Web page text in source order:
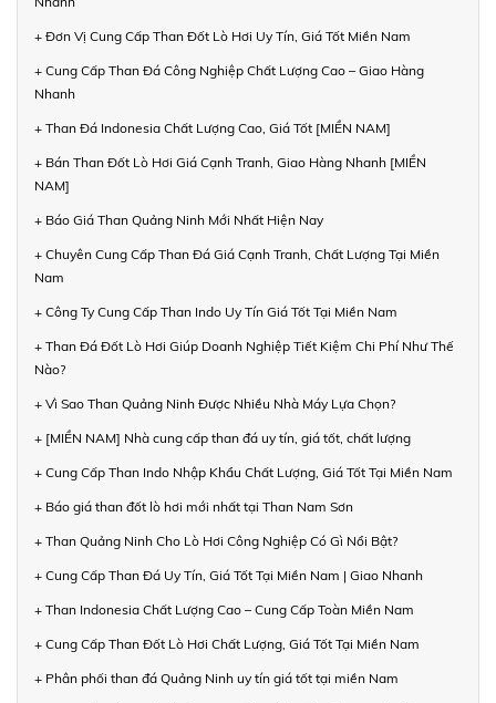
+ Đơn Vị Cung Cấp Than Đốt Lò Hơi Uy Tín, Giá Tốt Miền Nam
+ Cung Cấp Than Đá Công Nghiệp Chất Lượng Cao – Giao Hàng
Nhanh
+ Than Đá Indonesia Chất Lượng Cao, Giá Tốt [MIỀN NAM]
+ Bán Than Đốt Lò Hơi Giá Cạnh Tranh, Giao Hàng Nhanh [MIỀN
NAM]
+ Báo Giá Than Quảng Ninh Mới Nhất Hiện Nay
+ Chuyên Cung Cấp Than Đá Giá Cạnh Tranh, Chất Lượng Tại Miền
Nam
+ Công Ty Cung Cấp Than Indo Uy Tín Giá Tốt Tại Miền Nam
+ Than Đá Đốt Lò Hơi Giúp Doanh Nghiệp Tiết Kiệm Chi Phí Như Thế
Nào?
+ Vì Sao Than Quảng Ninh Được Nhiều Nhà Máy Lựa Chọn?
+ [MIỀN NAM] Nhà cung cấp than đá uy tín, giá tốt, chất lượng
+ Cung Cấp Than Indo Nhập Khẩu Chất Lượng, Giá Tốt Tại Miền Nam
+ Báo giá than đốt lò hơi mới nhất tại Than Nam Sơn
+ Than Quảng Ninh Cho Lò Hơi Công Nghiệp Có Gì Nổi Bật?
+ Cung Cấp Than Đá Uy Tín, Giá Tốt Tại Miền Nam | Giao Nhanh
+ Than Indonesia Chất Lượng Cao – Cung Cấp Toàn Miền Nam
+ Cung Cấp Than Đốt Lò Hơi Chất Lượng, Giá Tốt Tại Miền Nam
+ Phân phối than đá Quảng Ninh uy tín giá tốt tại miền Nam